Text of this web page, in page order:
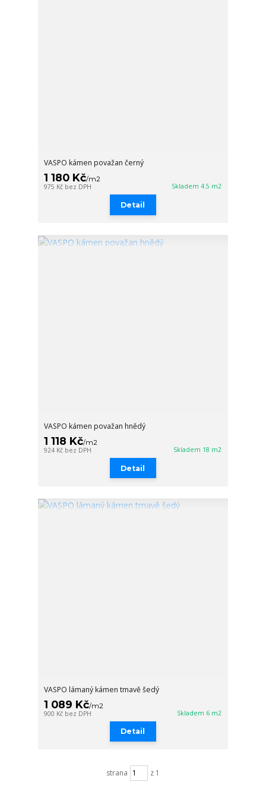
VASPO kámen považan černý
1 180 Kč/m2
975 Kč bez DPH Skladem 4.5 m2
Detail
VASPO kámen považan hnědý
1 118 Kč/m2
924 Kč bez DPH Skladem 18 m2
Detail
VASPO lámaný kámen tmavě šedý
1 089 Kč/m2
900 Kč bez DPH Skladem 6 m2
Detail
strana z 1